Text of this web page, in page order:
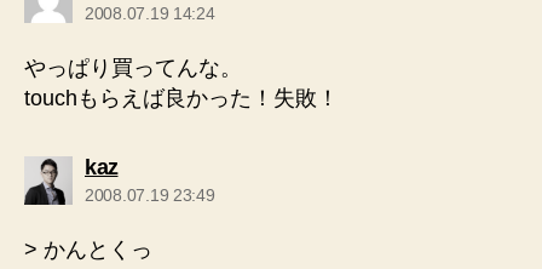
発
2008.07.19 14:24
やっぱり買ってんな。
touchもらえば良かった！失敗！
kazの
発
2008.07.19 23:49
> かんとくっ